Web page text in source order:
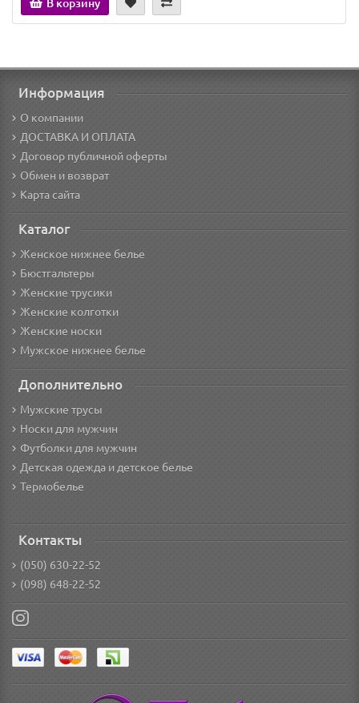
В корзину
Информация
О компании
ДОСТАВКА И ОПЛАТА
Договор публичной оферты
Обмен и возврат
Карта сайта
Каталог
Женское нижнее белье
Бюстгальтеры
Женские трусики
Женские колготки
Женские носки
Мужское нижнее белье
Дополнительно
Мужские трусы
Носки для мужчин
Футболки для мужчин
Детская одежда и детское белье
Термобелье
Контакты
(050) 630-22-52
(098) 648-22-52